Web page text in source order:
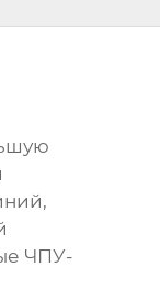
ЧПУ-